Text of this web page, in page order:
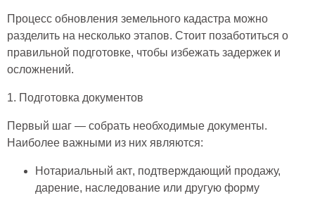
Процесс обновления земельного кадастра можно
разделить на несколько этапов. Стоит позаботиться о
правильной подготовке, чтобы избежать задержек и
осложнений.
1. Подготовка документов
Первый шаг — собрать необходимые документы.
Наиболее важными из них являются:
Нотариальный акт, подтверждающий продажу,
дарение, наследование или другую форму